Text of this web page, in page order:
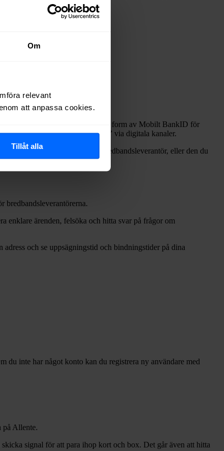
Om
relevant
att anpassa cookies.
Tillåt alla
Med hjälp av e-legitimation i form av Mobilt BankID för
kundservice och “self service” via digitala kanaler.
kontot hos din nuvarande bredbandsleverantör, eller den du
bredbandsleverantörerna.
enklare ärenden, felsöka och hitta svar på frågor om
och se uppsägningstid och bindningstider på dina
du inte har något konto kan du registrera ny användare med
på Allente.
signal för att para ihop kort och box. Det går även att hitta